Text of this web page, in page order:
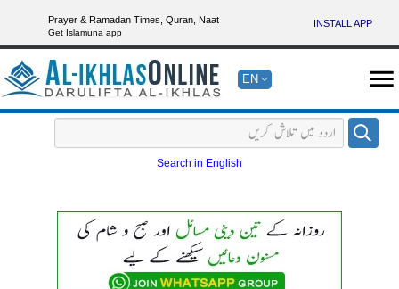
Prayer & Ramadan Times, Quran, Naat
Get Islamuna app
INSTALL APP
EN
Search in English